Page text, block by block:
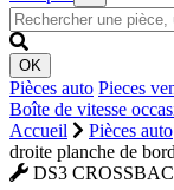
OK
Pièces auto Pieces
Boîte de vitesse
Accueil
Pièces auto
droite planche de bord
DS3